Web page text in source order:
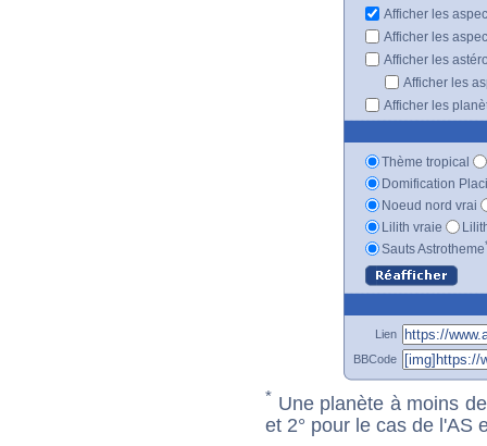
Afficher les
Afficher les
Afficher les
Afficher les
Afficher les
Thème tropical
Domification
Noeud nord vrai
Lilith vraie
Sauts Astrotheme
Lien
BBCode
* Une planète à moins
et 2° pour le cas de l'AS